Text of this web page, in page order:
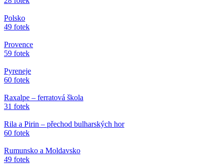
Polsko
49 fotek
Provence
59 fotek
Pyreneje
60 fotek
Raxalpe – ferratová škola
31 fotek
Rila a Pirin – přechod bulharských hor
60 fotek
Rumunsko a Moldavsko
49 fotek